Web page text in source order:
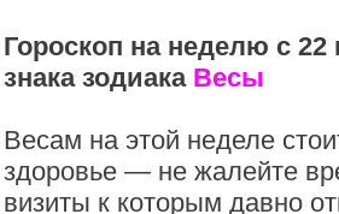
Гороскоп на неделю с 22
знака зодиака Весы
Весам на этой неделе
здоровье — не жалейте
визиты к которым давно